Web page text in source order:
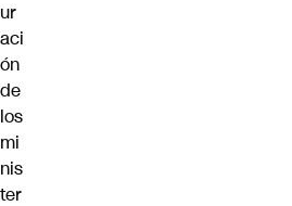
ur
aci
ón
de
los
mi
nis
ter